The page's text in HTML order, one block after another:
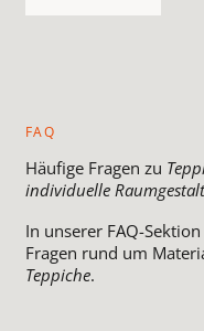
FAQ
Häufige Fragen zu
individuelle
In unserer FAQ-
Fragen rund um
Teppiche.